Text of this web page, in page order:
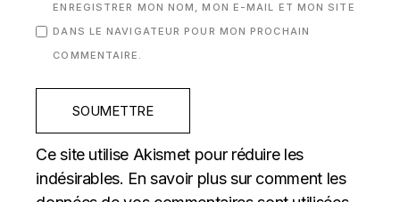
ENREGISTRER MON NOM, MON E-MAIL ET MON SITE
DANS LE NAVIGATEUR POUR MON PROCHAIN
COMMENTAIRE.
SOUMETTRE
Ce site utilise Akismet pour réduire les
indésirables. En savoir plus sur comment les